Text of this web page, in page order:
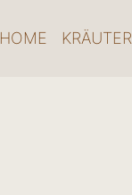
HOME KRÄUTER